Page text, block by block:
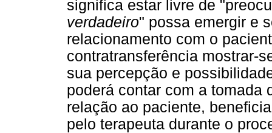
significa estar livre de
verdadeiro" possa emergir e
relacionamento com o
contratransferência mostrar-
sua percepção e
poderá contar com a tomada
relação ao paciente,
pelo terapeuta durante o